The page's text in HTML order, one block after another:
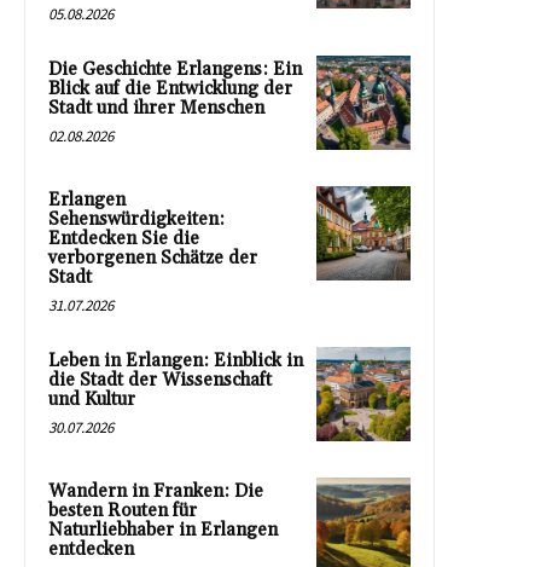
05.08.2026
Die Geschichte Erlangens: Ein
Blick auf die Entwicklung der
Stadt und ihrer Menschen
02.08.2026
Erlangen
Sehenswürdigkeiten:
Entdecken Sie die
verborgenen Schätze der
Stadt
31.07.2026
Leben in Erlangen: Einblick in
die Stadt der Wissenschaft
und Kultur
30.07.2026
Wandern in Franken: Die
besten Routen für
Naturliebhaber in Erlangen
entdecken